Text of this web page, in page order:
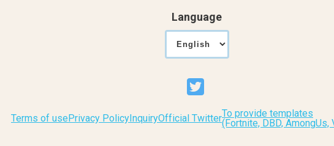
Language
Terms of usePrivacy Policy InquiryOfficial TwitterTo provide templates
(Fortnite, DBD, AmongUs,